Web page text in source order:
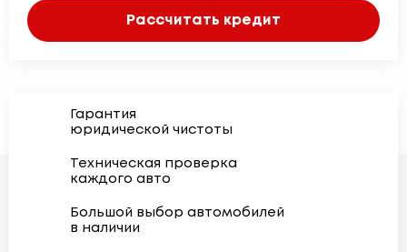
Рассчитать кредит
Гарантия
юридической чистоты
Техническая проверка
каждого авто
Большой выбор автомобилей
в наличии